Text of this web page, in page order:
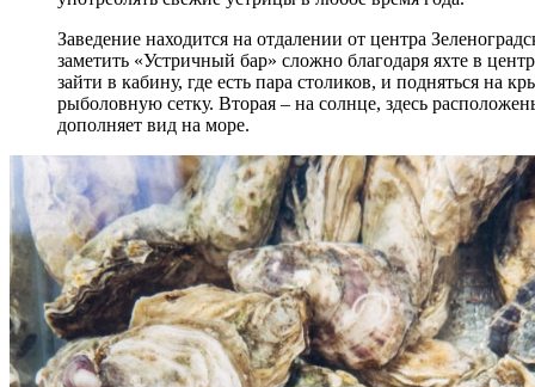
Заведение находится на отдалении от центра
заметить «Устричный бар» сложно благодаря яхте в
зайти в кабину, где есть пара столиков, и подняться
рыболовную сетку. Вторая – на солнце, здесь
дополняет вид на море.